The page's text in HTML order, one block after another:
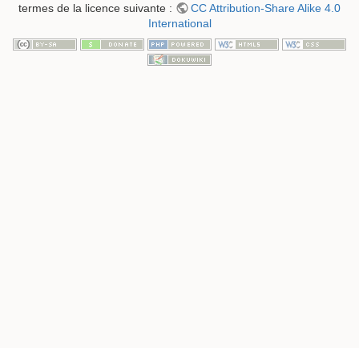
termes de la licence suivante :
CC Attribution-Share Alike 4.0
International